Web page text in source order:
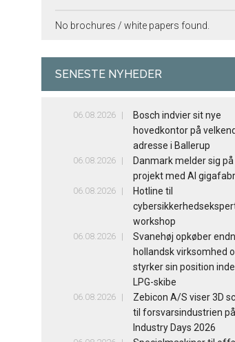
No brochures / white papers found.
SENESTE NYHEDER
06.08.2026
Bosch indvier sit nye
hovedkontor på
adresse i Ballerup
06.08.2026
Danmark melder sig
projekt med AI
06.08.2026
Hotline til
workshop
06.08.2026
Svanehøj opkøber
hollandsk virksomhed
styrker sin position
LPG-skibe
06.08.2026
Zebicon A/S viser 3D
til forsvarsindustrien
Industry Days 2026